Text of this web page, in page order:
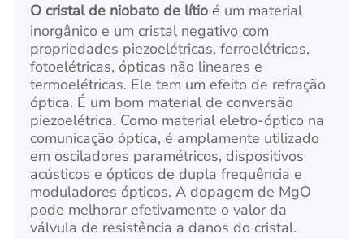
O cristal de niobato de lítio é um material
inorgânico e um cristal negativo com
propriedades piezoelétricas, ferroelétricas,
fotoelétricas, ópticas não lineares e
termoelétricas. Ele tem um efeito de refração
óptica. É um bom material de conversão
piezoelétrica. Como material eletro-óptico na
comunicação óptica, é amplamente utilizado
em osciladores paramétricos, dispositivos
acústicos e ópticos de dupla frequência e
moduladores ópticos. A dopagem de MgO
pode melhorar efetivamente o valor da
válvula de resistência a danos do cristal.